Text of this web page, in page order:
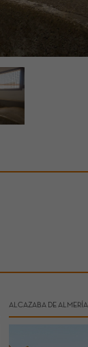
ALCAZABA DE ALMERÍA